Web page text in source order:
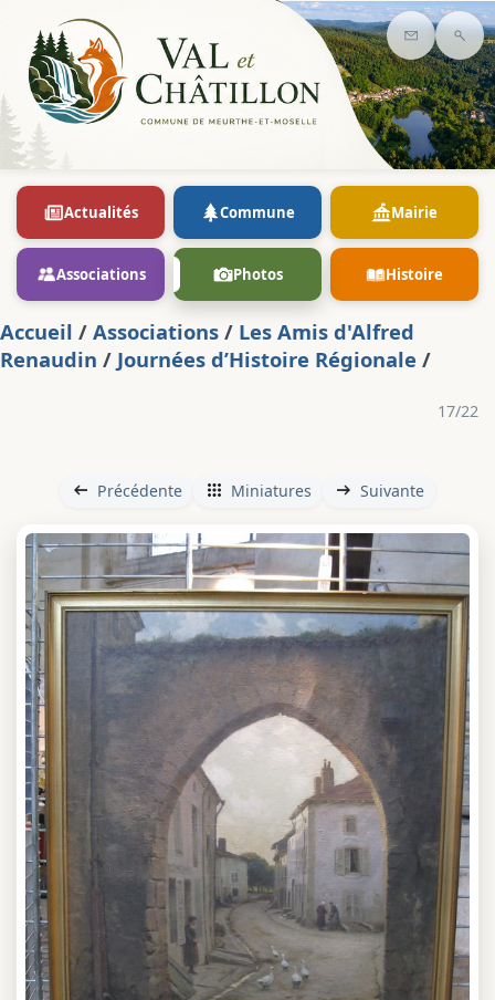
Contact
Actualités Commune Mairie
Associations Photos Histoire
Accueil / Associations / Les Amis d'Alfred
Renaudin / Journées d’Histoire Régionale /
17/22
Précédente Miniatures Suivante